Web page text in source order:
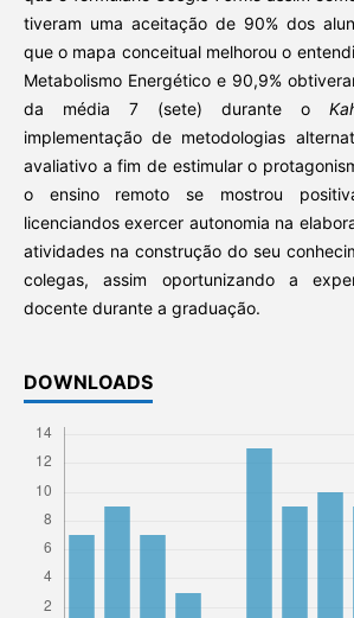
tiveram uma aceitação de 90% dos
que o mapa conceitual melhorou o
Metabolismo Energético e 90,9%
da média 7 (sete) durante o
implementação de metodologias
avaliativo a fim de estimular o
o ensino remoto se mostrou
licenciandos exercer autonomia na
atividades na construção do seu
colegas, assim oportunizando a
docente durante a graduação.
DOWNLOADS